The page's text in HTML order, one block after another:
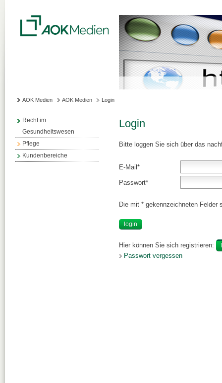
AOK Medien AOK Medien Login
Recht im
Gesundheitswesen
Pflege
Kundenbereiche
Login
Bitte loggen Sie sich über das
E-Mail*
Passwort*
Die mit * gekennzeichneten Felder
Hier können Sie sich registrieren:
Passwort vergessen